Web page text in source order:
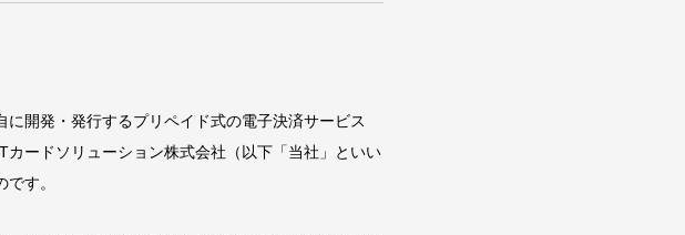
開発・発行するプリペイド式の電子決済サービス
カードソリューション株式会社（以下「当社」といい
す。